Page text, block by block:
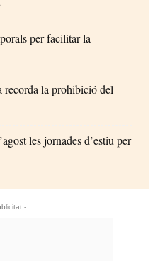
per facilitar la
la prohibició del
les jornades d’estiu per
-